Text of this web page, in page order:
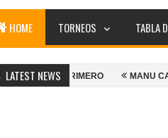
HOME TORNEOS TABLA
LATEST NEWS
PRIMERO MANU CARRIZO